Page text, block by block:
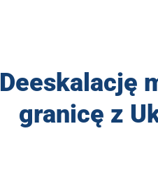
Deeskalację
granicę z